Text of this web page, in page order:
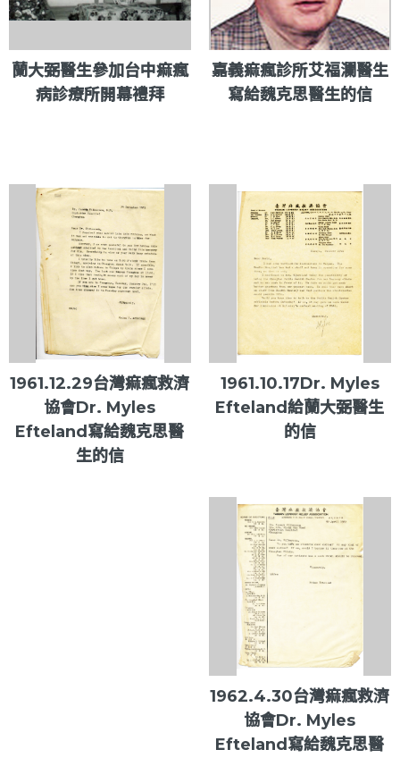
蘭大弼醫生參加台中痲瘋
病診療所開幕禮拜
嘉義痲瘋診所艾福瀾醫生
寫給魏克思醫生的信
1961.12.29台灣痲瘋救濟
協會Dr. Myles
Efteland寫給魏克思醫
生的信
1961.10.17Dr. Myles
Efteland給蘭大弼醫生
的信
1962.4.30台灣痲瘋救濟
協會Dr. Myles
Efteland寫給魏克思醫